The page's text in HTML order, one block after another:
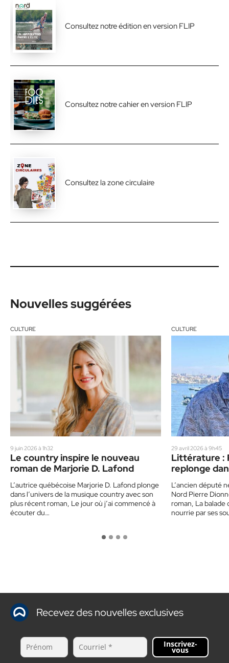
Consultez notre édition en version FLIP
Consultez notre cahier en version FLIP
Consultez la zone circulaire
Nouvelles suggérées
CULTURE
9 juin 2026 à 1h32
Le country inspire le nouveau
roman de Marjorie D. Lafond
L’autrice québécoise Marjorie D. Lafond plonge
dans l’univers de la musique country avec son
plus récent roman, Le jour où j’ai commencé à
écouter du…
CULTURE
29 avril 2026 à 9h45
Littérature :
replonge
L’ancien député
Nord Pierre
roman, La
nourrie par ses
Recevez des nouvelles exclusives
Inscrivez-
vous